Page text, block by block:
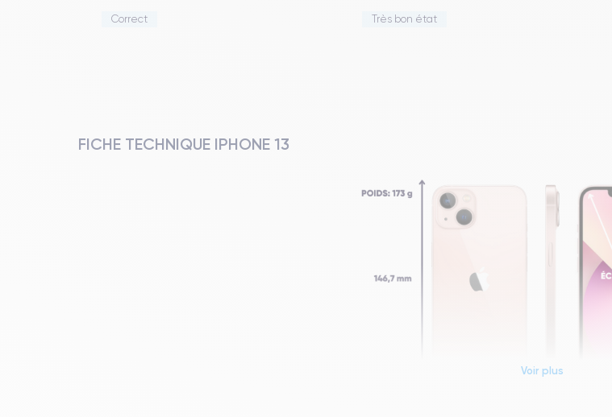
Correct Très bon état
FICHE TECHNIQUE IPHONE 13
Voir plus